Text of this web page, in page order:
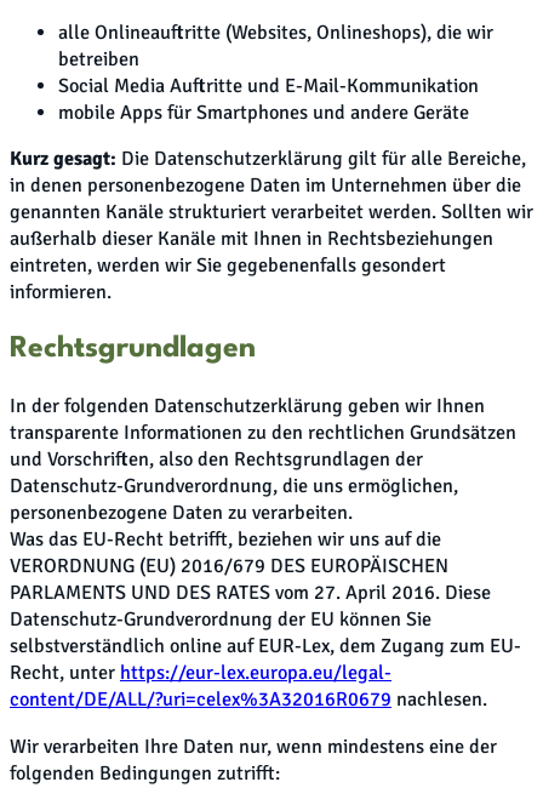
alle Onlineauftritte (Websites, Onlineshops), die wir
betreiben
Social Media Auftritte und E-Mail-Kommunikation
mobile Apps für Smartphones und andere Geräte
Kurz gesagt: Die Datenschutzerklärung gilt für alle Bereiche,
in denen personenbezogene Daten im Unternehmen über die
genannten Kanäle strukturiert verarbeitet werden. Sollten wir
außerhalb dieser Kanäle mit Ihnen in Rechtsbeziehungen
eintreten, werden wir Sie gegebenenfalls gesondert
informieren.
Rechtsgrundlagen
In der folgenden Datenschutzerklärung geben wir Ihnen
transparente Informationen zu den rechtlichen Grundsätzen
und Vorschriften, also den Rechtsgrundlagen der
Datenschutz-Grundverordnung, die uns ermöglichen,
personenbezogene Daten zu verarbeiten.
Was das EU-Recht betrifft, beziehen wir uns auf die
VERORDNUNG (EU) 2016/679 DES EUROPÄISCHEN
PARLAMENTS UND DES RATES vom 27. April 2016. Diese
Datenschutz-Grundverordnung der EU können Sie
selbstverständlich online auf EUR-Lex, dem Zugang zum EU-
Recht, unter https://eur-lex.europa.eu/legal-
content/DE/ALL/?uri=celex%3A32016R0679 nachlesen.
Wir verarbeiten Ihre Daten nur, wenn mindestens eine der
folgenden Bedingungen zutrifft: